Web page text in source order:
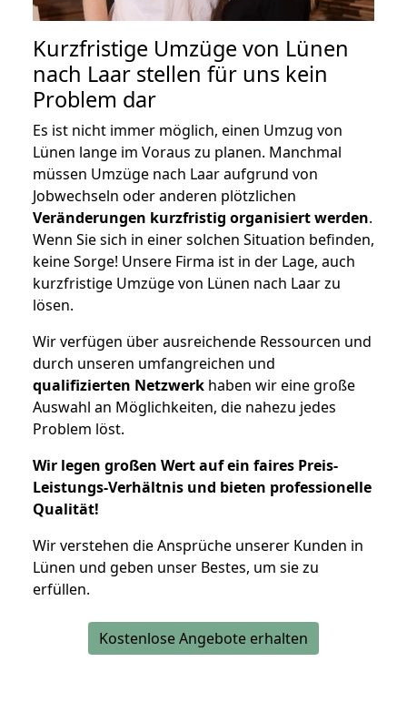
Kurzfristige Umzüge von Lünen
nach Laar stellen für uns kein
Problem dar
Es ist nicht immer möglich, einen Umzug von
Lünen lange im Voraus zu planen. Manchmal
müssen Umzüge nach Laar aufgrund von
Jobwechseln oder anderen plötzlichen
Veränderungen kurzfristig organisiert werden.
Wenn Sie sich in einer solchen Situation befinden,
keine Sorge! Unsere Firma ist in der Lage, auch
kurzfristige Umzüge von Lünen nach Laar zu
lösen.
Wir verfügen über ausreichende Ressourcen und
durch unseren umfangreichen und
qualifizierten Netzwerk haben wir eine große
Auswahl an Möglichkeiten, die nahezu jedes
Problem löst.
Wir legen großen Wert auf ein faires Preis-
Leistungs-Verhältnis und bieten professionelle
Qualität!
Wir verstehen die Ansprüche unserer Kunden in
Lünen und geben unser Bestes, um sie zu
erfüllen.
Kostenlose Angebote erhalten